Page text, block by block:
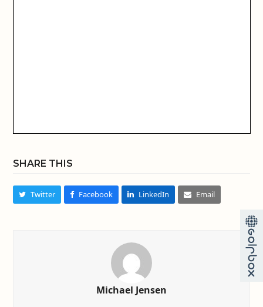
SHARE THIS
Twitter Facebook LinkedIn Email
Michael Jensen